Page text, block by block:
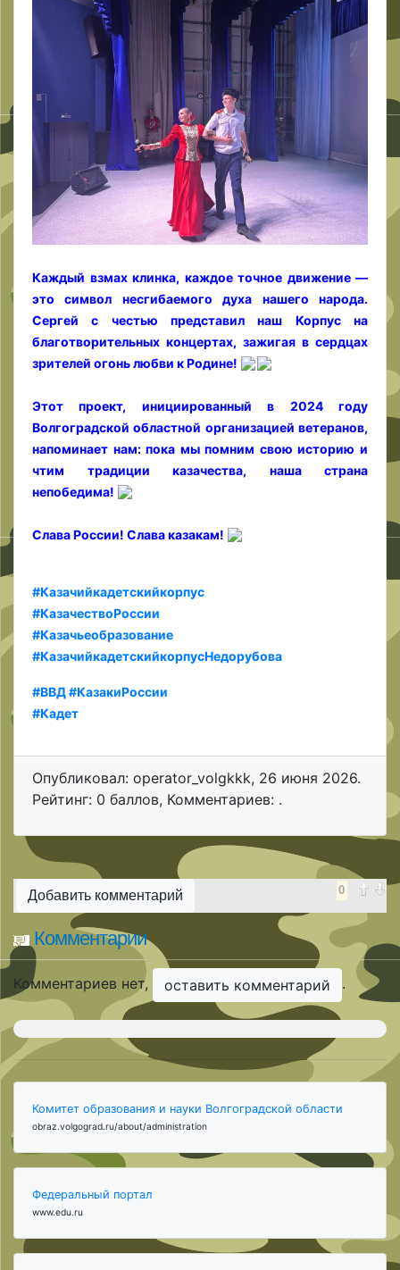
Каждый взмах клинка, каждое точное движение —
это символ несгибаемого духа нашего народа.
Сергей с честью представил наш Корпус на
благотворительных концертах, зажигая в сердцах
зрителей огонь любви к Родине!
Этот проект, инициированный в 2024 году
Волгоградской областной организацией ветеранов,
напоминает нам: пока мы помним свою историю и
чтим традиции казачества, наша страна
непобедима!
Слава России! Слава казакам!
#Казачийкадетскийкорпус
#КазачествоРоссии
#Казачьеобразование
#КазачийкадетскийкорпусНедорубова
#ВВД#КазакиРоссии
#Кадет
Опубликовал: operator_volgkkk, 26 июня 2026.
Рейтинг: 0 баллов, Комментариев: .
0
Добавить комментарий
Комментарии
Комментариев нет, оставить комментарий .
Комитет образования и науки Волгоградской области
obraz.volgograd.ru/about/administration
Федеральный портал
www.edu.ru